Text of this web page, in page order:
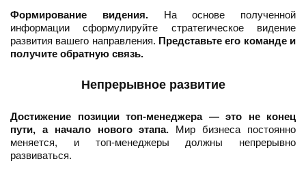
Формирование видения.На основе полученной
информации сформулируйте стратегическое видение
развития вашего направления. Представьте его команде и
получите обратную связь.
Непрерывное развитие
Достижение позиции топ-менеджера — это не конец
пути, а начало нового этапа. Мир бизнеса постоянно
меняется, и топ-менеджеры должны непрерывно
развиваться.